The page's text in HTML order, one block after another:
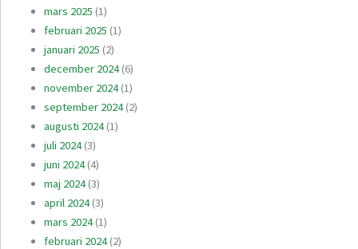
mars 2025 (1)
februari 2025 (1)
januari 2025 (2)
december 2024(6)
november 2024(1)
september 2024(2)
augusti 2024(1)
juli 2024(3)
juni 2024(4)
maj 2024(3)
april 2024(3)
mars 2024(1)
februari 2024(2)